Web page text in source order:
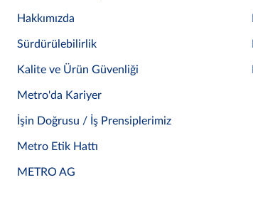
Hakkımızda
Sürdürülebilirlik
Kalite ve Ürün Güvenliği
Metro'da Kariyer
İşin Doğrusu / İş Prensiplerimiz
Metro Etik Hattı
METRO AG